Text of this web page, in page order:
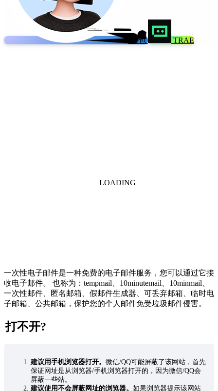
LOADING
豆包 TRAE
一次性电子邮件是一种免费的电子邮件服务，您可以通过它接
收电子邮件。 也称为：tempmail、10minutemail、10minmail、
一次性邮件、匿名邮箱、假邮件生成器、可丢弃邮箱、临时电
子邮箱、公共邮箱，保护您的个人邮件免受垃圾邮件侵害。
打不开?
建议用手机浏览器打开。 微信/QQ可能屏蔽了该网站，首先
保证网址是从浏览器/手机浏览器打开的，因为微信/QQ会
屏蔽一些站。
建议使用不会屏蔽网址的浏览器。 如果浏览器提示该网站